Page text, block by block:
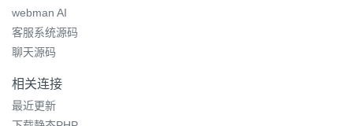
webman AI
客服系统源码
聊天源码
相关连接
最近更新